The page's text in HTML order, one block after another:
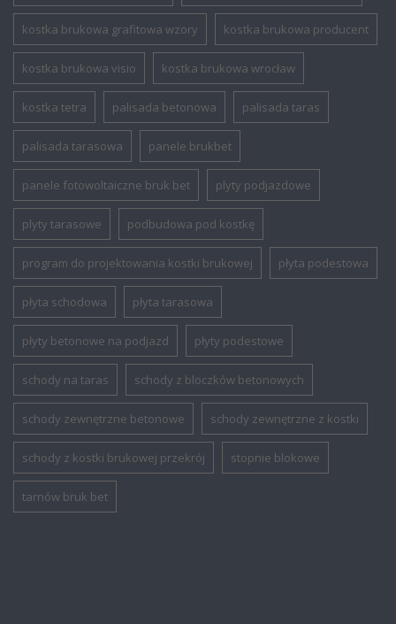
kostka brukowa grafitowa wzory kostka brukowa producent
kostka brukowa visio kostka brukowa wrocław
kostka tetra palisada betonowa palisada taras
palisada tarasowa panele brukbet
panele fotowoltaiczne bruk bet plyty podjazdowe
plyty tarasowe podbudowa pod kostkę
program do projektowania kostki brukowej płyta podestowa
płyta schodowa płyta tarasowa
płyty betonowe na podjazd płyty podestowe
schody na taras schody z bloczków betonowych
schody zewnętrzne betonowe schody zewnętrzne z kostki
schody z kostki brukowej przekrój stopnie blokowe
tarnów bruk bet